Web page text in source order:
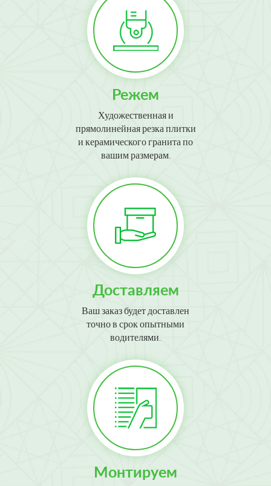
Режем
Художественная и
прямолинейная резка плитки
и керамического гранита по
вашим размерам.
Доставляем
Ваш заказ будет доставлен
точно в срок опытными
водителями.
Монтируем